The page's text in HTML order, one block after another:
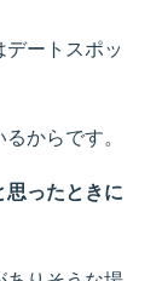
ートスポッ
からです。
思ったときに